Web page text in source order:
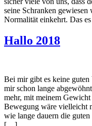
seine Schranken
Normalität einkehrt. Das
Hallo 2018
Bei mir gibt es keine guten
mir schon lange
mehr, mit meinem
Bewegung wäre vielleicht
wie lange dauern die